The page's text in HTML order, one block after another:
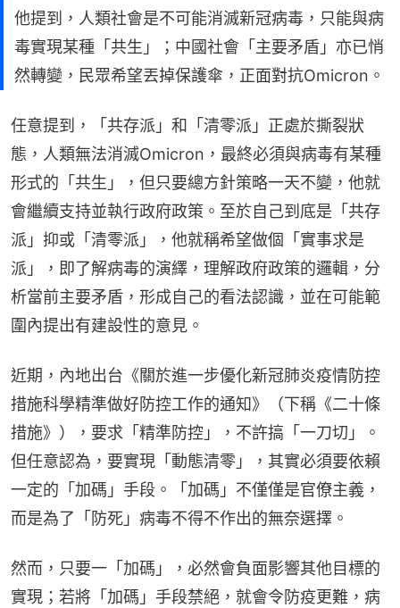
他提到，人類社會是不可能消滅新冠病毒，只能與病
毒實現某種「共生」；中國社會「主要矛盾」亦已悄
然轉變，民眾希望丟掉保護傘，正面對抗Omicron。
任意提到，「共存派」和「清零派」正處於撕裂狀
態，人類無法消滅Omicron，最終必須與病毒有某種
形式的「共生」，但只要總方針策略一天不變，他就
會繼續支持並執行政府政策。至於自己到底是「共存
派」抑或「清零派」，他就稱希望做個「實事求是
派」，即了解病毒的演繹，理解政府政策的邏輯，分
析當前主要矛盾，形成自己的看法認識，並在可能範
圍內提出有建設性的意見。
近期，內地出台《關於進一步優化新冠肺炎疫情防控
措施科學精準做好防控工作的通知》（下稱《二十條
措施》），要求「精準防控」，不許搞「一刀切」。
但任意認為，要實現「動態清零」，其實必須要依賴
一定的「加碼」手段。「加碼」不僅僅是官僚主義，
而是為了「防死」病毒不得不作出的無奈選擇。
然而，只要一「加碼」，必然會負面影響其他目標的
實現；若將「加碼」手段禁絕，就會令防疫更難，病